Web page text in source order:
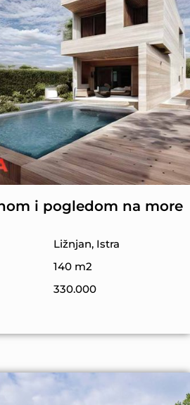
i pogledom na more
Ližnjan, Istra
140 m2
330.000